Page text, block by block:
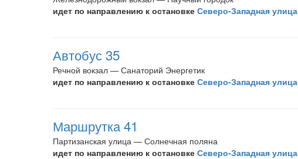
идет по направлению к остановке Северо-Западная улица
Автобус 35
Речной вокзал — Санаторий Энергетик
идет по направлению к остановке Северо-Западная улица
Маршрутка 41
Партизанская улица — Солнечная поляна
идет по направлению к остановке Северо-Западная улица